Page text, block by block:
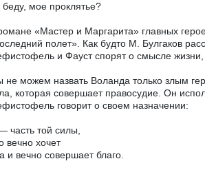
беду, мое проклятье?
«Мастер и Маргарита» главных
полет». Как будто М. Булгаков
и Фауст спорят о смысле жизни,
не можем назвать Воланда только злым
которая совершает правосудие. Он
говорит о своем назначении:
часть той силы,
вечно хочет
и вечно совершает благо.